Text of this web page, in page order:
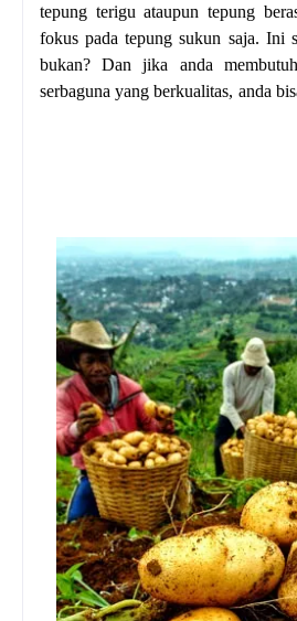
tepung terigu ataupun tepung
fokus pada tepung sukun saja. Ini
bukan? Dan jika anda
serbaguna yang